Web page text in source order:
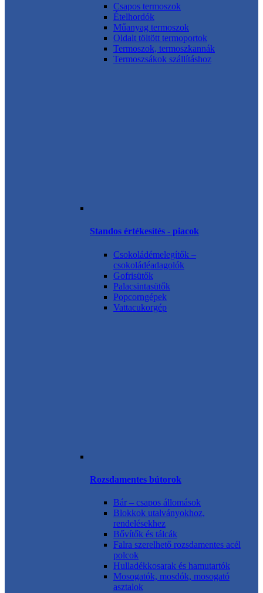
Csapos termoszok
Ételhordók
Műanyag termoszok
Oldalt töltött termoportok
Termoszok, termoszkannák
Termoszsákok szállításhoz
Standos értékesítés - piacok
Csokoládémelegítők –
csokoládéadagolók
Gofrisütők
Palacsintasütők
Popcorngépek
Vattacukorgép
Rozsdamentes bútorok
Bár – csapos állomások
Blokkok utalványokhoz,
rendelésekhez
Bővítők és tálcák
Falra szerelhető rozsdamentes acél
polcok
Hulladékkosarak és hamutartók
Mosogatók, mosdók, mosogató
asztalok